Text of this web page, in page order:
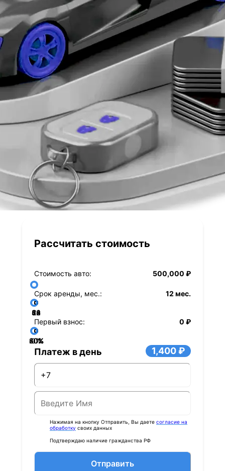
Рассчитать стоимость
Стоимость авто: 500,000 ₽
Срок аренды, мес.: 12 мес.
12
24
36
48
60
72
84
Первый взнос:
0 ₽
0%
20%
40%
60%
80%
Платеж в день 1,400 ₽
Нажимая на кнопку Отправить, Вы даете согласие на
обработку своих данных
Подтверждаю наличие гражданства РФ
Отправить